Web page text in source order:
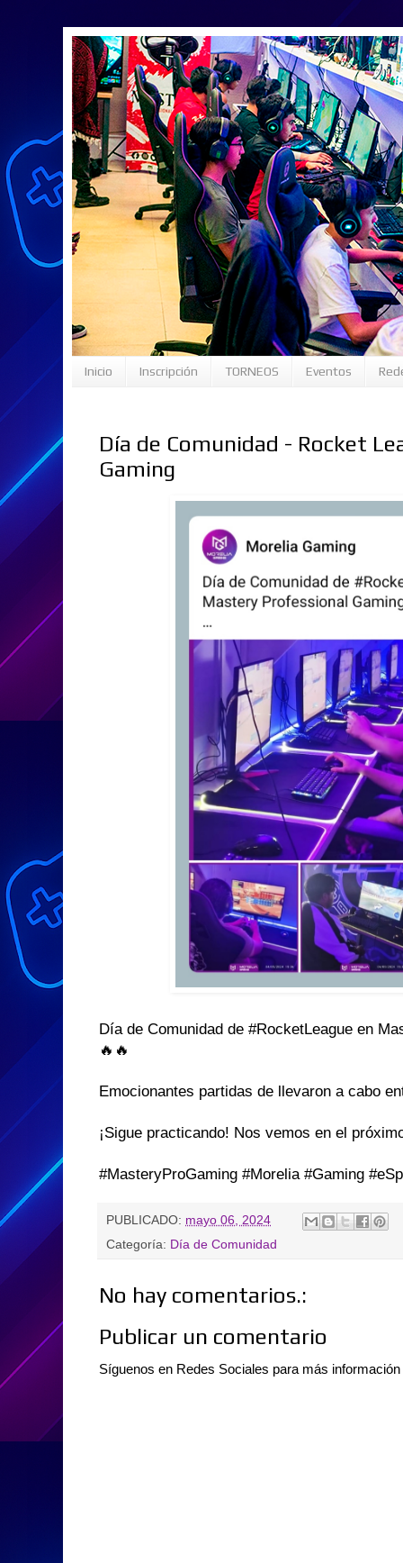
Inicio Inscripción TORNEOS Eventos
Día de Comunidad - Rocket
Gaming
Día de Comunidad de #RocketLeague en
🔥🔥
Emocionantes partidas de llevaron a cabo
¡Sigue practicando! Nos vemos en el
#MasteryProGaming #Morelia #Gaming
PUBLICADO: mayo 06, 2024
Categoría: Día de Comunidad
No hay comentarios.:
Publicar un comentario
Síguenos en Redes Sociales para más